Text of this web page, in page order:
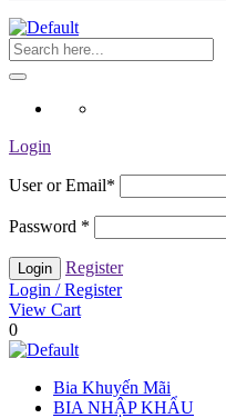
Login
User or Email*
Password *
Register
Login / Register
View Cart
0
Bia Khuyến Mãi
BIA NHẬP KHẨU